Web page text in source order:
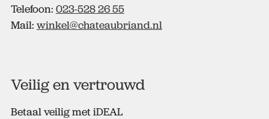
Telefoon: 023-528 26 55
Mail: winkel@chateaubriand.nl
Veilig en vertrouwd
Betaal veilig met iDEAL